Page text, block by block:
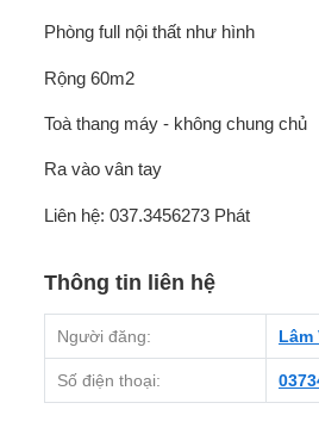
Phòng full nội thất như hình
Rộng 60m2
Toà thang máy - không chung chủ
Ra vào vân tay
Liên hệ: 037.3456273 Phát
Thông tin liên hệ
Người đăng: Lâm
Số điện thoại: